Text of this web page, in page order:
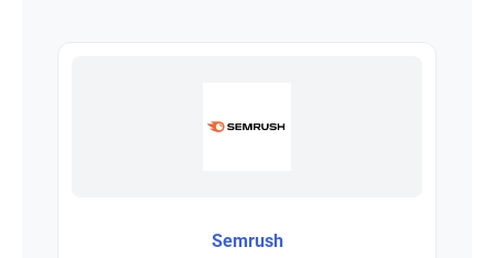
Semrush